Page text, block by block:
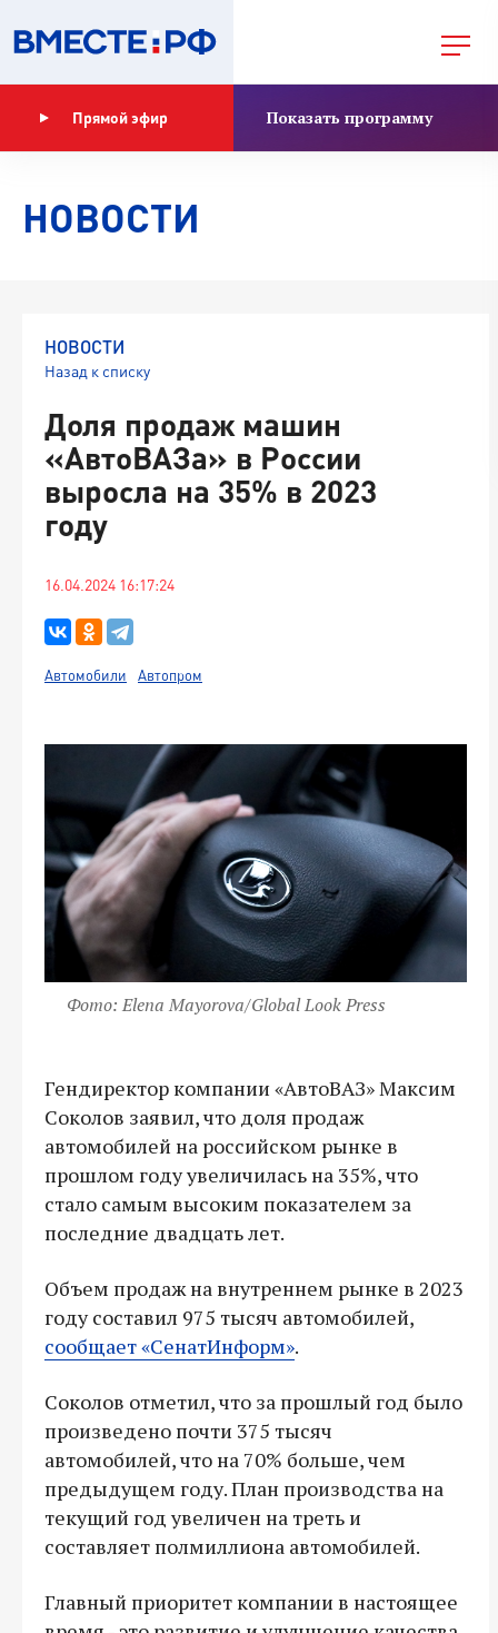
Прямой эфир Показать программу
НОВОСТИ
НОВОСТИ
Назад к списку
Доля продаж машин
«АвтоВАЗа» в России
выросла на 35% в 2023
году
16.04.2024 16:17:24
Автомобили Автопром
Фото: Elena Mayorova/Global Look Press
Гендиректор компании «АвтоВАЗ» Максим
Соколов заявил, что доля продаж
автомобилей на российском рынке в
прошлом году увеличилась на 35%, что
стало самым высоким показателем за
последние двадцать лет.
Объем продаж на внутреннем рынке в 2023
году составил 975 тысяч автомобилей,
сообщает «СенатИнформ».
Соколов отметил, что за прошлый год было
произведено почти 375 тысяч
автомобилей, что на 70% больше, чем
предыдущем году. План производства на
текущий год увеличен на треть и
составляет полмиллиона автомобилей.
Главный приоритет компании в настоящее